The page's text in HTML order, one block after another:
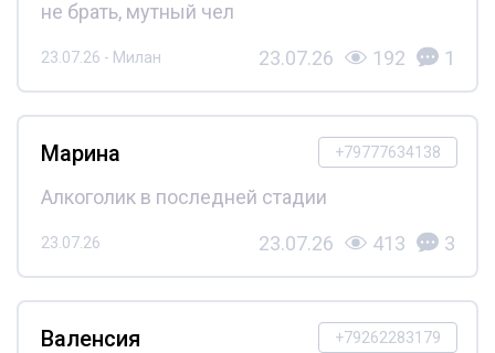
не брать, мутный чел
23.07.26 - Милан 23.07.26 192 1
+79777634138
Марина
Алкоголик в последней стадии
23.07.26 23.07.26 413 3
+79262283179
Валенсия